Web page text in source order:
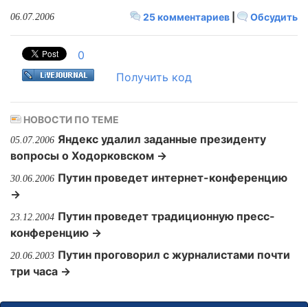
25 комментариев Обсудить
06.07.2006
0
Получить код
НОВОСТИ ПО ТЕМЕ
05.07.2006 Яндекс удалил заданные президенту
вопросы о Ходорковском →
30.06.2006 Путин проведет интернет-конференцию
→
23.12.2004 Путин проведет традиционную пресс-
конференцию →
20.06.2003 Путин проговорил с журналистами почти
три часа →